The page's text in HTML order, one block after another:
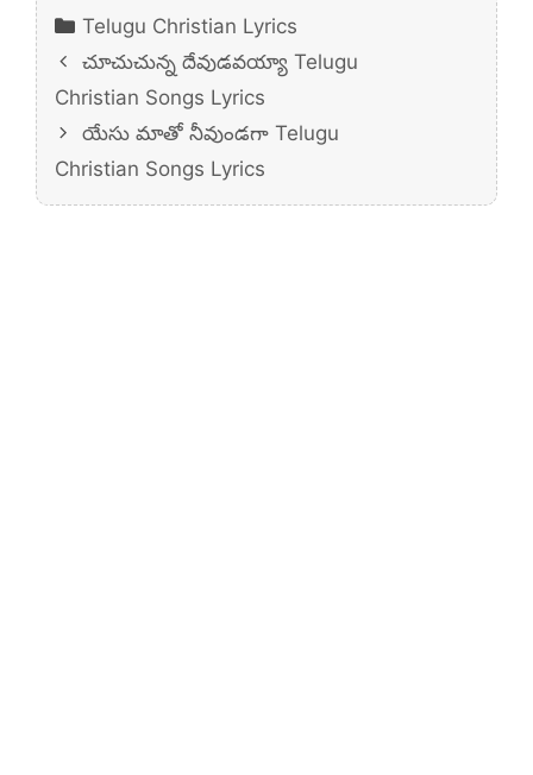
Categories
Telugu Christian Lyrics
చూచుచున్న దేవుడవయ్యా Telugu
Christian Songs Lyrics
యేసు మాతో నీవుండగా Telugu
Christian Songs Lyrics